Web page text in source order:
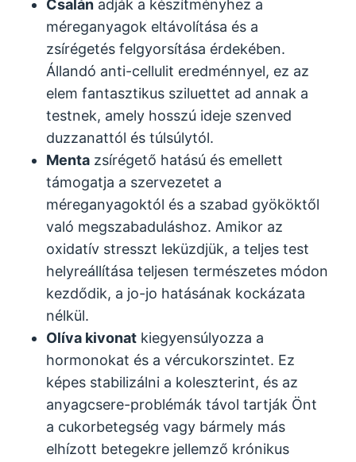
Csalán adják a készítményhez a
méreganyagok eltávolítása és a
zsírégetés felgyorsítása érdekében.
Állandó anti-cellulit eredménnyel, ez az
elem fantasztikus sziluettet ad annak a
testnek, amely hosszú ideje szenved
duzzanattól és túlsúlytól.
Menta zsírégető hatású és emellett
támogatja a szervezetet a
méreganyagoktól és a szabad gyököktől
való megszabaduláshoz. Amikor az
oxidatív stresszt leküzdjük, a teljes test
helyreállítása teljesen természetes módon
kezdődik, a jo-jo hatásának kockázata
nélkül.
Olíva kivonat kiegyensúlyozza a
hormonokat és a vércukorszintet. Ez
képes stabilizálni a koleszterint, és az
anyagcsere-problémák távol tartják Önt
a cukorbetegség vagy bármely más
elhízott betegekre jellemző krónikus